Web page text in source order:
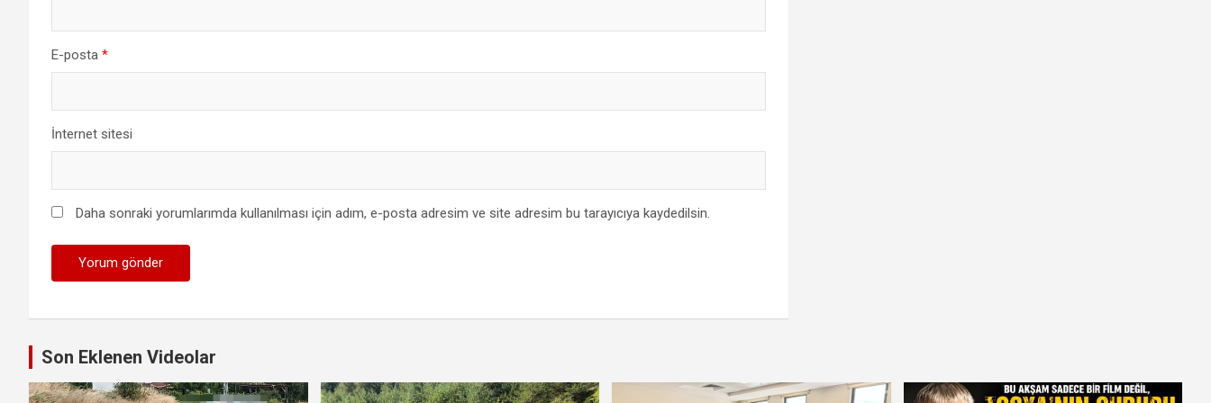
E-posta *
İnternet sitesi
Daha sonraki yorumlarımda kullanılması için adım, e-posta adresim ve site adresim bu tarayıcıya kaydedilsin.
Son Eklenen Videolar